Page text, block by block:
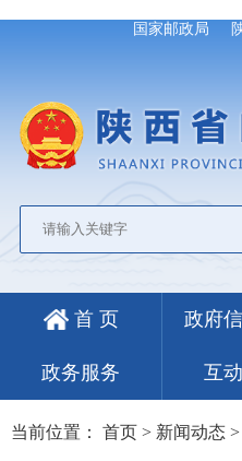
国家邮政局
首 页 政府
政务服务 互
当前位置： 首页 > 新闻动态 >